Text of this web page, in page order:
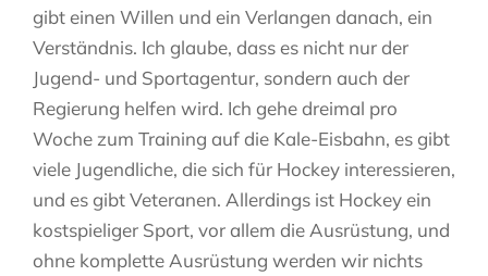
gibt einen Willen und ein Verlangen danach, ein
Verständnis. Ich glaube, dass es nicht nur der
Jugend- und Sportagentur, sondern auch der
Regierung helfen wird. Ich gehe dreimal pro
Woche zum Training auf die Kale-Eisbahn, es gibt
viele Jugendliche, die sich für Hockey interessieren,
und es gibt Veteranen. Allerdings ist Hockey ein
kostspieliger Sport, vor allem die Ausrüstung, und
ohne komplette Ausrüstung werden wir nichts